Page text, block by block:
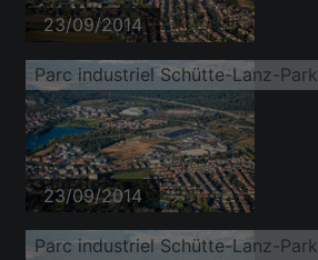
23/09/2014
Parc industriel Schütte-Lanz-Park
23/09/2014
Parc industriel Schütte-Lanz-Park